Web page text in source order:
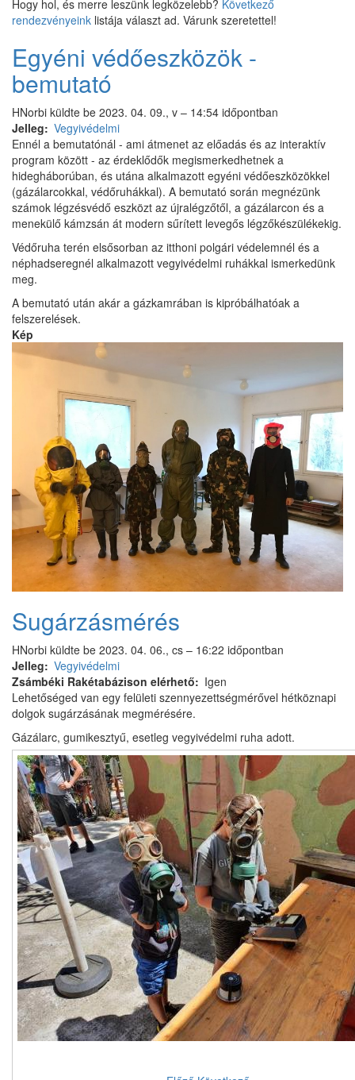
Hogy hol, és merre leszünk legközelebb? Következő
rendezvényeink listája választ ad. Várunk szeretettel!
Egyéni védőeszközök -
bemutató
HNorbi küldte be 2023. 04. 09., v – 14:54 időpontban
Jelleg
Vegyivédelmi
Ennél a bemutatónál - ami átmenet az előadás és az interaktív
program között - az érdeklődők megismerkedhetnek a
hidegháborúban, és utána alkalmazott egyéni védőeszközökkel
(gázálarcokkal, védőruhákkal). A bemutató során megnézünk
számok légzésvédő eszközt az újralégzőtől, a gázálarcon és a
menekülő kámzsán át modern sűrített levegős légzőkészülékekig.
Védőruha terén elsősorban az itthoni polgári védelemnél és a
néphadseregnél alkalmazott vegyivédelmi ruhákkal ismerkedünk
meg.
A bemutató után akár a gázkamrában is kipróbálhatóak a
felszerelések.
Kép
Sugárzásmérés
HNorbi küldte be 2023. 04. 06., cs – 16:22 időpontban
Jelleg
Vegyivédelmi
Zsámbéki Rakétabázison elérhető
Igen
Lehetőséged van egy felületi szennyezettségmérővel hétköznapi
dolgok sugárzásának megmérésére.
Gázálarc, gumikesztyű, esetleg vegyivédelmi ruha adott.
Képek